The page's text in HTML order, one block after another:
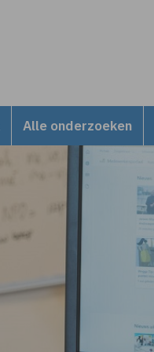
Alle onderzoeken